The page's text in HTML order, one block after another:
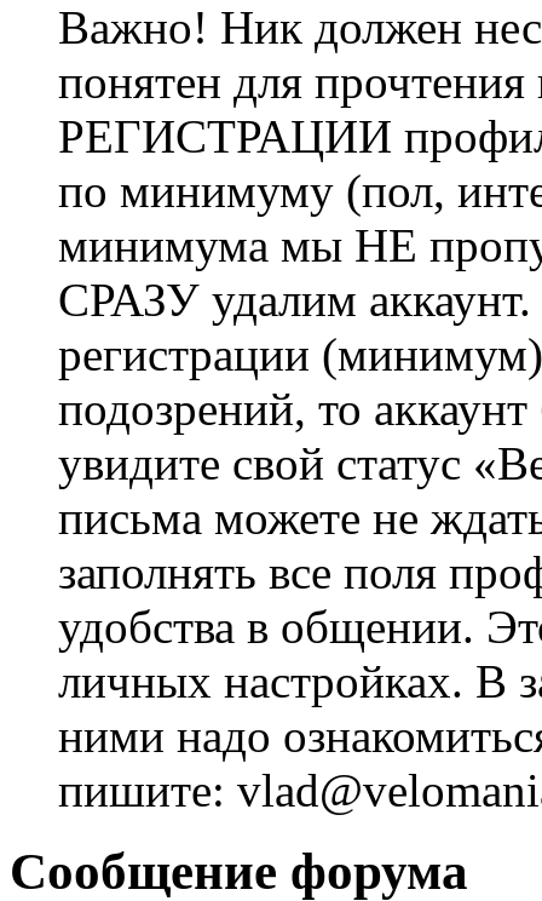
Важно! Ник должен
понятен для
РЕГИСТРАЦИИ профиль
по минимуму (пол,
минимума мы НЕ
СРАЗУ удалим
регистрации
подозрений, то
увидите свой статус
письма можете не
заполнять все поля
удобства в общении.
личных настройках. В
ними надо
пишите:
Сообщение форума